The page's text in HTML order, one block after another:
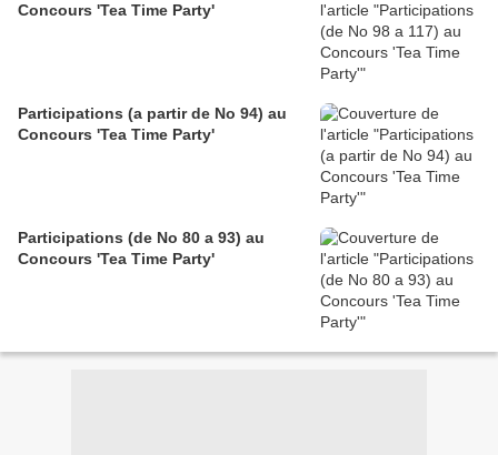
Concours 'Tea Time Party'
Participations (a partir de No 94) au
Concours 'Tea Time Party'
Participations (de No 80 a 93) au
Concours 'Tea Time Party'